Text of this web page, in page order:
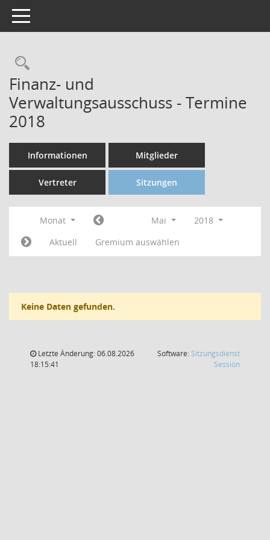
Toggle navigation
Finanz- und
Verwaltungsausschuss - Termine
2018
Informationen Mitglieder
Vertreter Sitzungen
Monat Mai
2018
Aktuell
Gremium auswählen
Keine Daten gefunden.
Letzte Änderung: 06.08.2026
18:15:41
Software: Sitzungsdienst
Session(Wird in